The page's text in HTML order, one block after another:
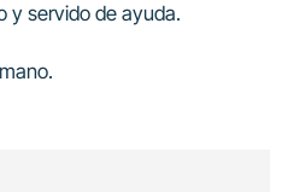
y servido de ayuda.